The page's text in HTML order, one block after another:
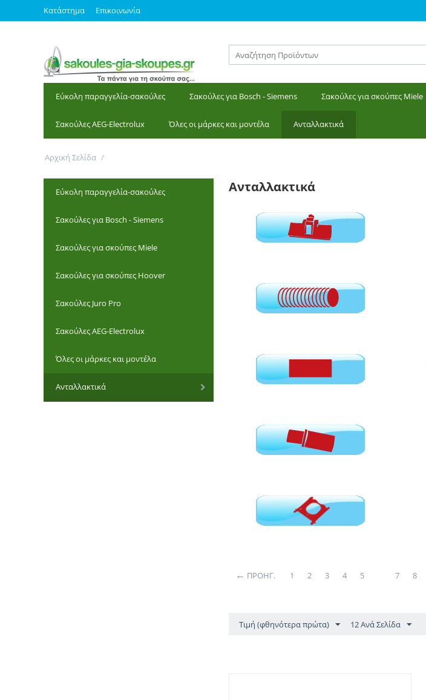
Κατάστημα Επικοινωνία
Εύκολη παραγγελία-σακούλες Σακούλες για Bosch - Siemens Σακούλες για σκούπες Miele
Σακούλες AEG-Electrolux Όλες οι μάρκες και μοντέλα Ανταλλακτικά
Αρχική Σελίδα /
Εύκολη παραγγελία-σακούλες
Σακούλες για Bosch - Siemens
Σακούλες για σκούπες Miele
Σακούλες για σκούπες Hoover
Σακούλες Juro Pro
Σακούλες AEG-Electrolux
Όλες οι μάρκες και μοντέλα
Ανταλλακτικά
Ανταλλακτικά
ΠΡΟΗΓ. 1 2 3 4 5 7 8
Τιμή (φθηνότερα πρώτα) 12 Ανά Σελίδα